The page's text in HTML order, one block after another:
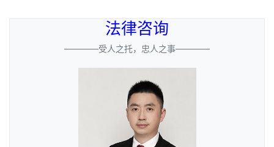
法律咨询
————受人之托，忠人之事————